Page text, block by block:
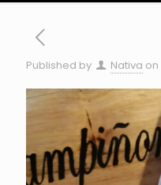
Published by Nativa on